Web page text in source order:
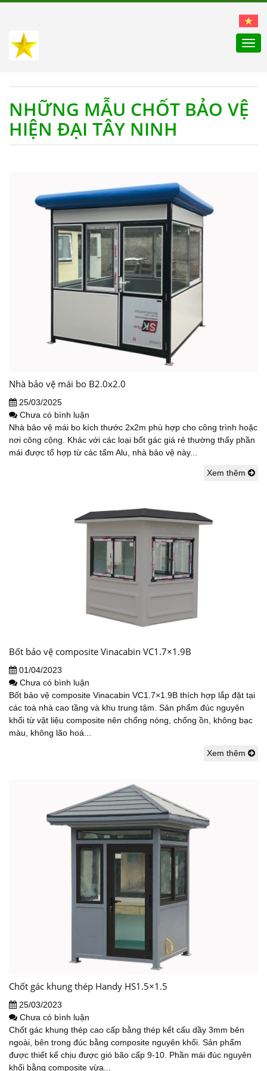
NHỮNG MẪU CHỐT BẢO VỆ
HIỆN ĐẠI TÂY NINH
Nhà bảo vệ mái bo B2.0x2.0
25/03/2025
Chưa có bình luận
Nhà bảo vệ mái bo kích thước 2x2m phù hợp cho công trình hoặc
nơi công cộng. Khác với các loại bốt gác giá rẻ thường thấy phần
mái được tổ hợp từ các tấm Alu, nhà bảo vệ này...
Xem thêm
Bốt bảo vệ composite Vinacabin VC1.7×1.9B
01/04/2023
Chưa có bình luận
Bốt bảo vệ composite Vinacabin VC1.7×1.9B thích hợp lắp đặt tại
các toà nhà cao tầng và khu trung tậm. Sản phẩm đúc nguyên
khối từ vật liệu composite nên chống nóng, chống ồn, không bạc
màu, không lão hoá...
Xem thêm
Chốt gác khung thép Handy HS1.5×1.5
25/03/2023
Chưa có bình luận
Chốt gác khung thép cao cấp bằng thép kết cấu dầy 3mm bên
ngoài, bên trong đúc bằng composite nguyên khối. Sản phẩm
được thiết kế chịu được gió bão cấp 9-10. Phần mái đúc nguyên
khối bằng composite vừa...